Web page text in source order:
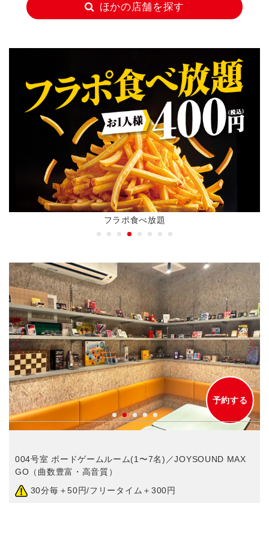
ほかの店舗を探す
フラポ食べ放題
予約する
004号室 ボードゲームルーム(1〜7名)／JOYSOUND MAX
GO（曲数豊富・高音質）
30分毎＋50円/フリータイム＋300円